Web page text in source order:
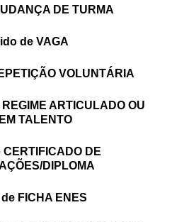
DE TURMA
de VAGA
VOLUNTÁRIA
ARTICULADO OU
TALENTO
DE
DIPLOMA
FICHA ENES